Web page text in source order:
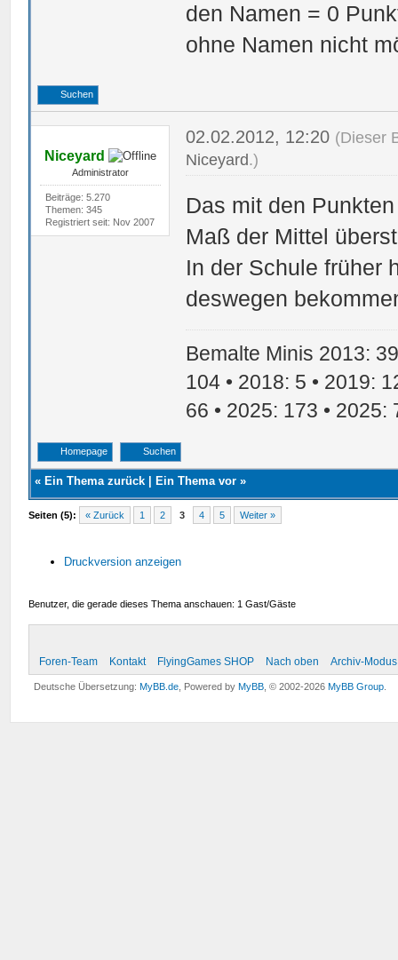
den Namen = 0
ohne Namen nicht
Suchen
Niceyard
Administrator
Beiträge: 5.270
Themen: 345
Registriert seit: Nov 2007
02.02.2012, 12:20 (Dieser
Niceyard.)
Das mit den
Maß der Mittel
In der Schule früher
deswegen
Bemalte Minis 2013:
104 • 2018: 5 • 2019:
66 • 2025: 173 • 2025:
Homepage Suchen
« Ein Thema zurück Ein Thema vor »
Seiten (5): « Zurück 1 2 3 4 5 Weiter »
Druckversion anzeigen
Benutzer, die gerade dieses Thema anschauen: 1 Gast/Gäste
Foren-Team Kontakt FlyingGames SHOP Nach oben Archiv-Modus
Deutsche Übersetzung:MyBB.de , Powered byMyBB , © 2002-2026MyBB Group